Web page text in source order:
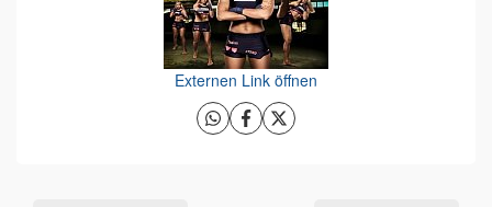
Externen Link öffnen